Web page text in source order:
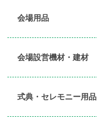
会場用品
会場設営機材・建材
式典・セレモニー用品